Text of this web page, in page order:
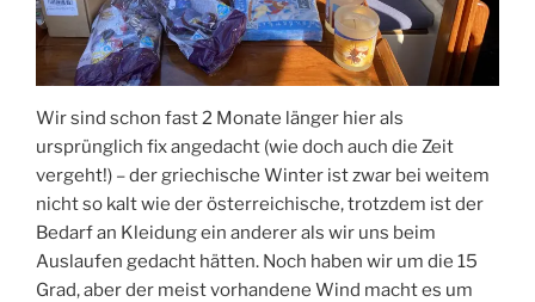
Wir sind schon fast 2 Monate länger hier als
ursprünglich fix angedacht (wie doch auch die Zeit
vergeht!) – der griechische Winter ist zwar bei weitem
nicht so kalt wie der österreichische, trotzdem ist der
Bedarf an Kleidung ein anderer als wir uns beim
Auslaufen gedacht hätten. Noch haben wir um die 15
Grad, aber der meist vorhandene Wind macht es um